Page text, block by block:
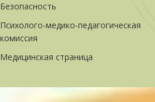
Безопасность
Психолого-медико-педагогическая
комиссия
Медицинская страница